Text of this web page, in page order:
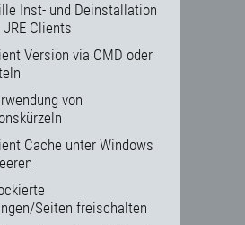
Inst- und Deinstallation
Clients
Version via CMD oder
von
Cache unter Windows
Seiten freischalten